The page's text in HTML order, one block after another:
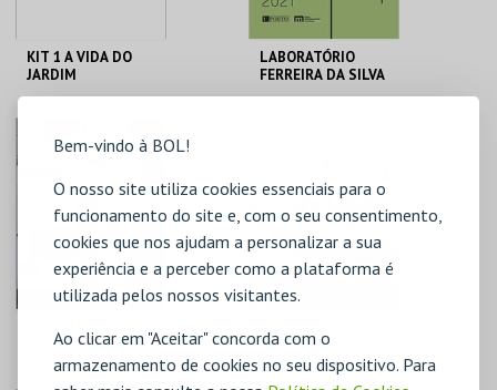
Bem-vindo à BOL!
O nosso site utiliza cookies essenciais para o
funcionamento do site e, com o seu consentimento,
cookies que nos ajudam a personalizar a sua
experiência e a perceber como a plataforma é
utilizada pelos nossos visitantes.
Ao clicar em "Aceitar" concorda com o
armazenamento de cookies no seu dispositivo. Para
KIT 1 A VIDA DO
JARDIM
BIODIVERSIDADE
MAIS INFO
COMPRAR
LABORATÓRIO
FERREIRA DA SILVA
MAIS INFO
COMPRAR
MUSEU DO ALJUBE
RESISTÊNCIA E
LIBERDADE
MUSEU MUNICIPAL
DE ARQUEOLOGIA